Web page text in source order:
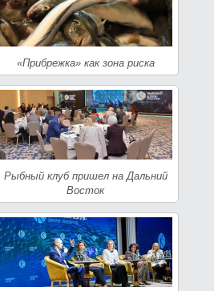
«Прибрежка» как зона риска
Рыбный клуб пришел на Дальний
Восток